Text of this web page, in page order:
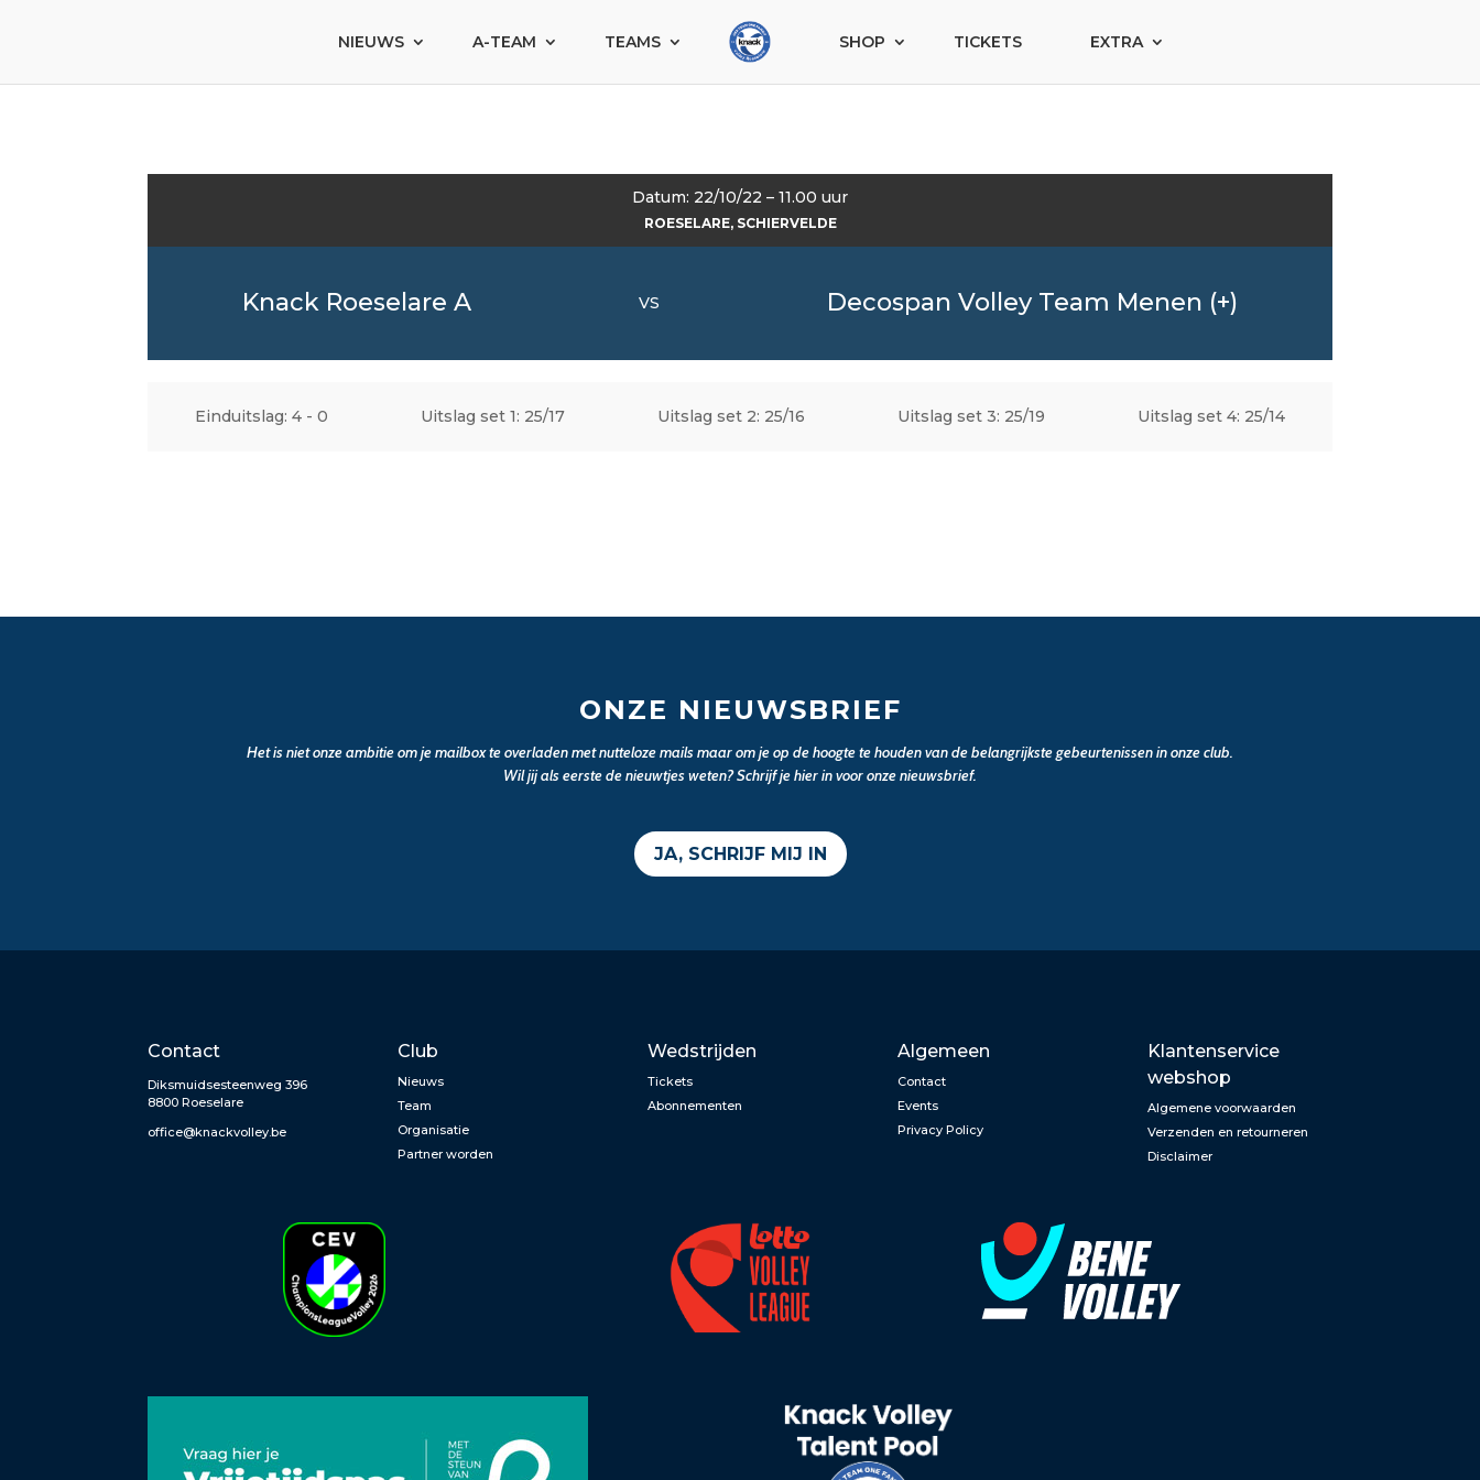
NIEUWS A-TEAM TEAMS SHOP TICKETS EXTRA
Datum: 22/10/22 – 11.00 uur
ROESELARE, SCHIERVELDE
Knack Roeselare A VS Decospan Volley Team Menen (+)
Einduitslag: 4 - 0 Uitslag set 1: 25/17 Uitslag set 2: 25/16 Uitslag set 3: 25/19 Uitslag set 4: 25/14
ONZE NIEUWSBRIEF
Het is niet onze ambitie om je mailbox te overladen met nutteloze mails maar om je op de hoogte te houden van de belangrijkste gebeurtenissen in onze club.
Wil jij als eerste de nieuwtjes weten? Schrijf je hier in voor onze nieuwsbrief.
JA, SCHRIJF MIJ IN
Contact
Diksmuidsesteenweg 396
8800 Roeselare
office@knackvolley.be
Club
Nieuws
Team
Organisatie
Partner worden
Wedstrijden
Tickets
Abonnementen
Algemeen
Contact
Events
Privacy Policy
Klantenservice
webshop
Algemene voorwaarden
Verzenden en retourneren
Disclaimer